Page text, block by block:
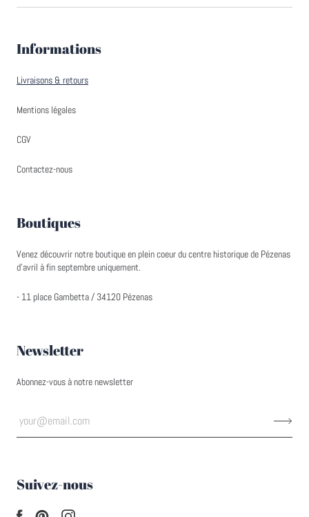
Informations
Livraisons & retours
Mentions légales
CGV
Contactez-nous
Boutiques
Venez découvrir notre boutique en plein coeur du centre historique de Pézenas
d'avril à fin septembre uniquement.
- 11 place Gambetta / 34120 Pézenas
Newsletter
Abonnez-vous à notre newsletter
Suivez-nous